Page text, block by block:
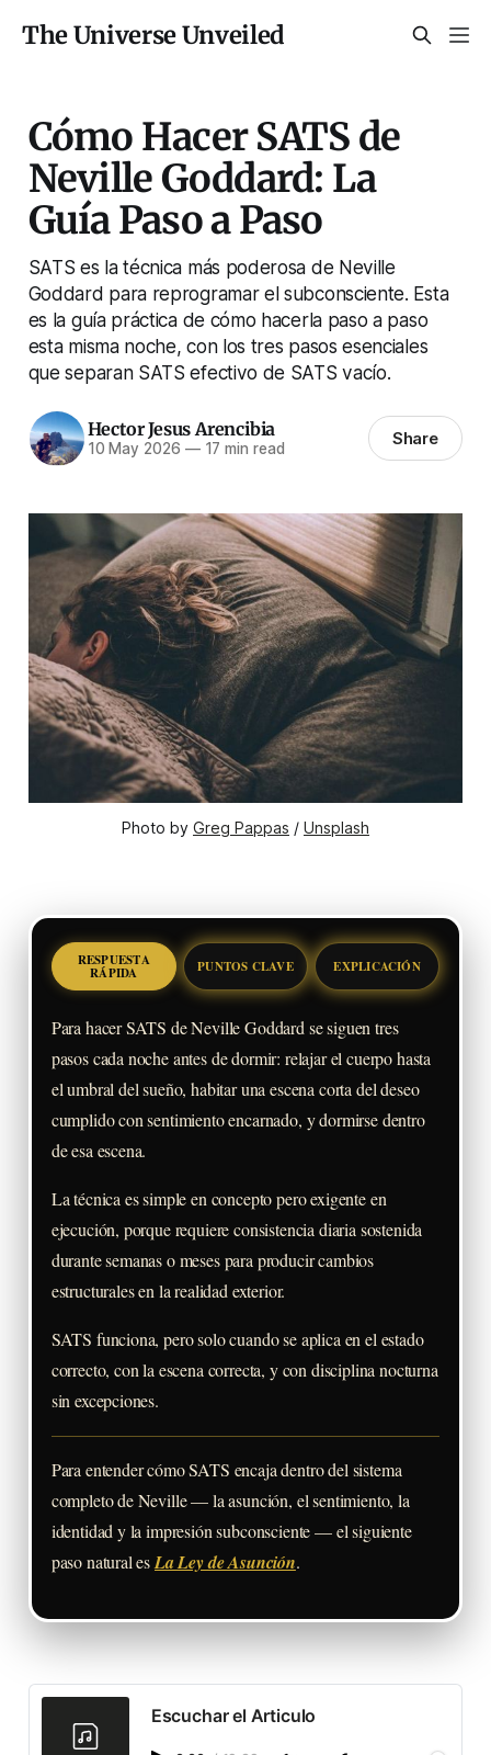
The Universe Unveiled
Cómo Hacer SATS de
Neville Goddard: La
Guía Paso a Paso
SATS es la técnica más poderosa de Neville
Goddard para reprogramar el subconsciente. Esta
es la guía práctica de cómo hacerla paso a paso
esta misma noche, con los tres pasos esenciales
que separan SATS efectivo de SATS vacío.
Hector Jesus Arencibia
10 May 2026 —17 min read Share
Photo by Greg Pappas / Unsplash
RESPUESTA
RÁPIDA PUNTOS CLAVE EXPLICACIÓN
Para hacer SATS de Neville Goddard se siguen tres
pasos cada noche antes de dormir: relajar el cuerpo hasta
el umbral del sueño, habitar una escena corta del deseo
cumplido con sentimiento encarnado, y dormirse dentro
de esa escena.
La técnica es simple en concepto pero exigente en
ejecución, porque requiere consistencia diaria sostenida
durante semanas o meses para producir cambios
estructurales en la realidad exterior.
SATS funciona, pero solo cuando se aplica en el estado
correcto, con la escena correcta, y con disciplina nocturna
sin excepciones.
Para entender cómo SATS encaja dentro del sistema
completo de Neville — la asunción, el sentimiento, la
identidad y la impresión subconsciente — el siguiente
paso natural esLa Ley de Asunción.
Escuchar el Articulo